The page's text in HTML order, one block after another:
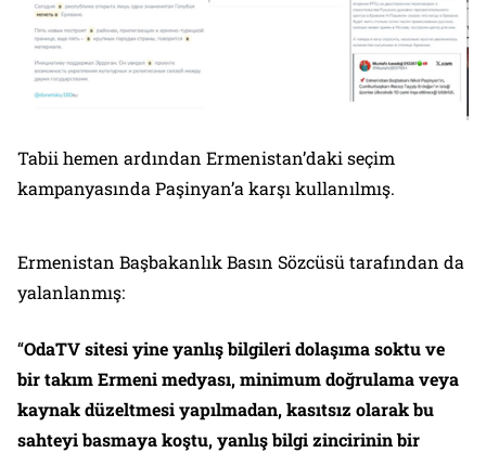
Tabii hemen ardından Ermenistan’daki seçim
kampanyasında Paşinyan’a karşı kullanılmış.
Ermenistan Başbakanlık Basın Sözcüsü tarafından da
yalanlanmış:
“OdaTV sitesi yine yanlış bilgileri dolaşıma soktu ve
bir takım Ermeni medyası, minimum doğrulama veya
kaynak düzeltmesi yapılmadan, kasıtsız olarak bu
sahteyi basmaya koştu, yanlış bilgi zincirinin bir